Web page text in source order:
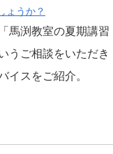
ょうか？
馬渕教室の夏期講習
うご相談をいただき
イスをご紹介。